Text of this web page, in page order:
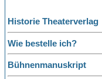
Historie Theaterverlag
Wie bestelle ich?
Bühnenmanuskript